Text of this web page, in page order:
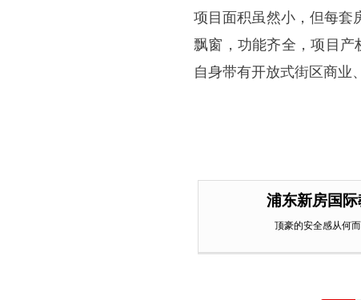
项目面积虽然小，但每套
飘窗，功能齐全，项目产
自身带有开放式街区商业
浦东新房国
顶豪的安全感从何